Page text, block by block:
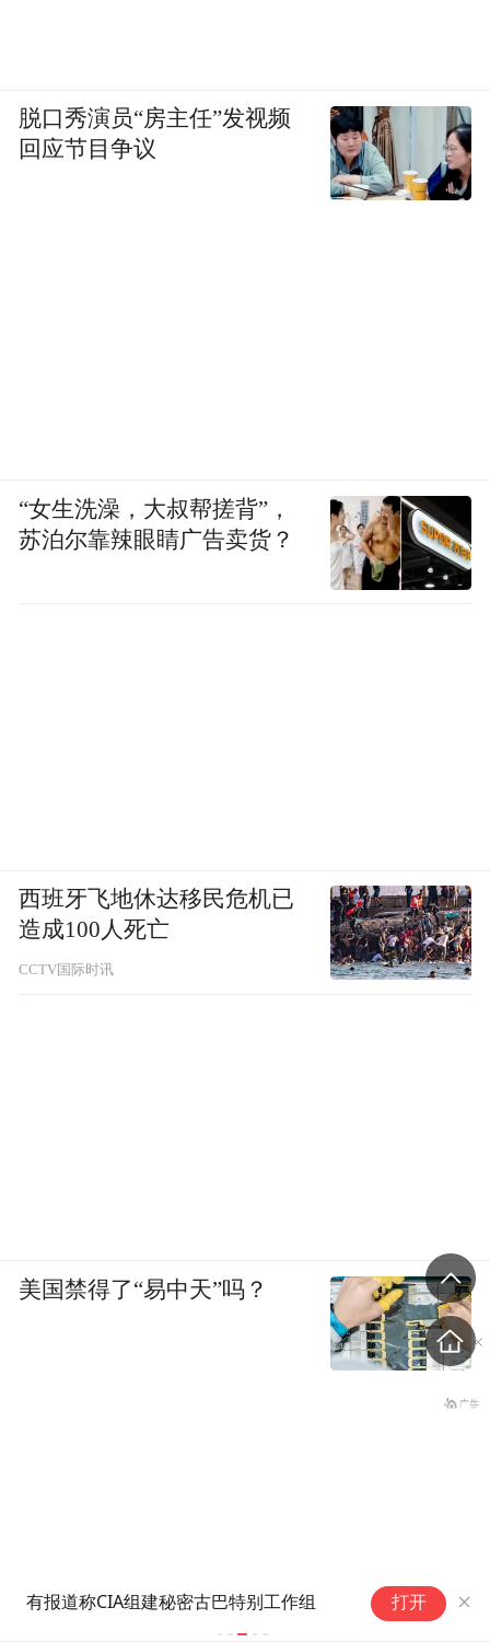
有报道称CIA组建秘密古巴特别工作组 打开
脱口秀演员“房主任”发视频
回应节目争议
“女生洗澡，大叔帮搓背”，
苏泊尔靠辣眼睛广告卖货？
西班牙飞地休达移民危机已
造成100人死亡
CCTV国际时讯
美国禁得了“易中天”吗？